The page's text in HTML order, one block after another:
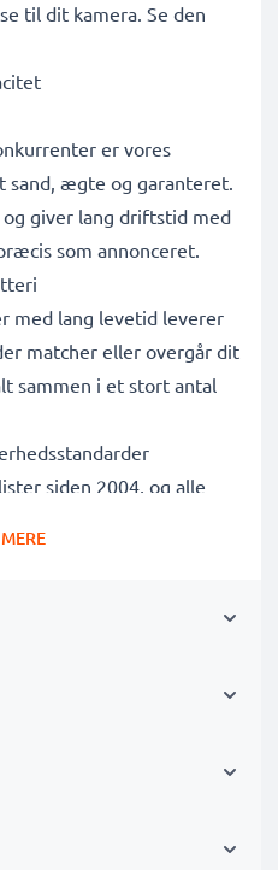
til dit kamera. Se den
er vores
sand, ægte og garanteret.
giver lang driftstid med
som annonceret.
med lang levetid leverer
matcher eller overgår dit
sammen i et stort antal
siden 2004, og alle
kamerataske
foto- eller
på kompromis med